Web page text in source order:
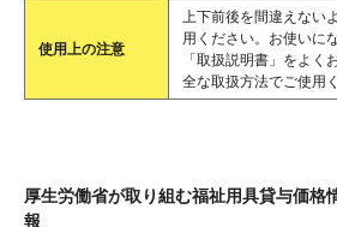
使用上の注意
上下前後を間違えない
用ください。お使いに
「取扱説明書」をよく
全な取扱方法でご使用
厚生労働省が取り組む福祉用具貸与価格
報